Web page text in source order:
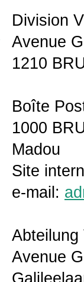
Division
Avenue
1210
Boîte
1000
Madou
Site
e-mail:
Abteilung
Avenue